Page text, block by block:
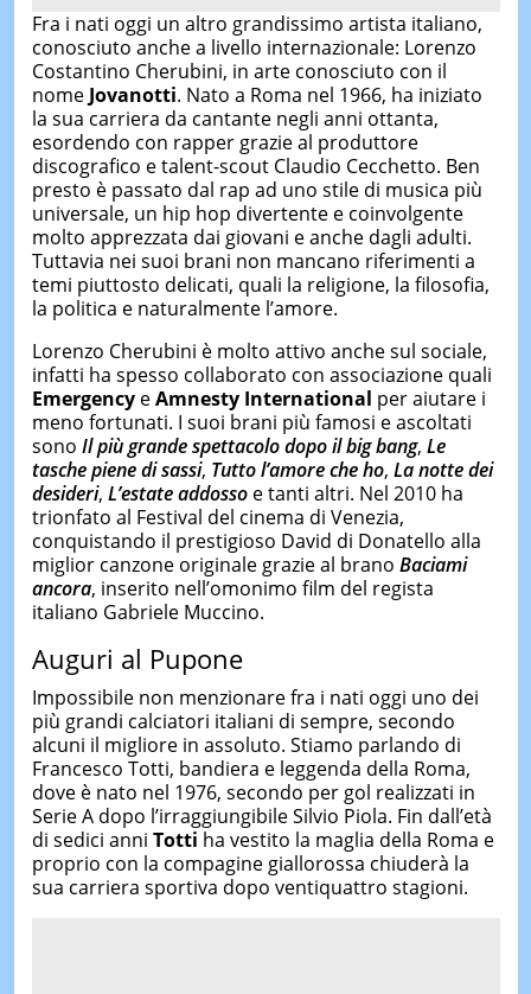
Fra i nati oggi un altro grandissimo artista italiano,
conosciuto anche a livello internazionale: Lorenzo
Costantino Cherubini, in arte conosciuto con il
nome Jovanotti. Nato a Roma nel 1966, ha iniziato
la sua carriera da cantante negli anni ottanta,
esordendo con rapper grazie al produttore
discografico e talent-scout Claudio Cecchetto. Ben
presto è passato dal rap ad uno stile di musica più
universale, un hip hop divertente e coinvolgente
molto apprezzata dai giovani e anche dagli adulti.
Tuttavia nei suoi brani non mancano riferimenti a
temi piuttosto delicati, quali la religione, la filosofia,
la politica e naturalmente l’amore.
Lorenzo Cherubini è molto attivo anche sul sociale,
infatti ha spesso collaborato con associazione quali
EmergencyeAmnesty International per aiutare i
meno fortunati. I suoi brani più famosi e ascoltati
sono Il più grande spettacolo dopo il big bang, Le
tasche piene di sassi, Tutto l’amore che ho, La notte dei
desideri, L’estate addossoe tanti altri. Nel 2010 ha
trionfato al Festival del cinema di Venezia,
conquistando il prestigioso David di Donatello alla
miglior canzone originale grazie al brano Baciami
ancora, inserito nell’omonimo film del regista
italiano Gabriele Muccino.
Auguri al Pupone
Impossibile non menzionare fra i nati oggi uno dei
più grandi calciatori italiani di sempre, secondo
alcuni il migliore in assoluto. Stiamo parlando di
Francesco Totti, bandiera e leggenda della Roma,
dove è nato nel 1976, secondo per gol realizzati in
Serie A dopo l’irraggiungibile Silvio Piola. Fin dall’età
di sedici anni Totti ha vestito la maglia della Roma e
proprio con la compagine giallorossa chiuderà la
sua carriera sportiva dopo ventiquattro stagioni.